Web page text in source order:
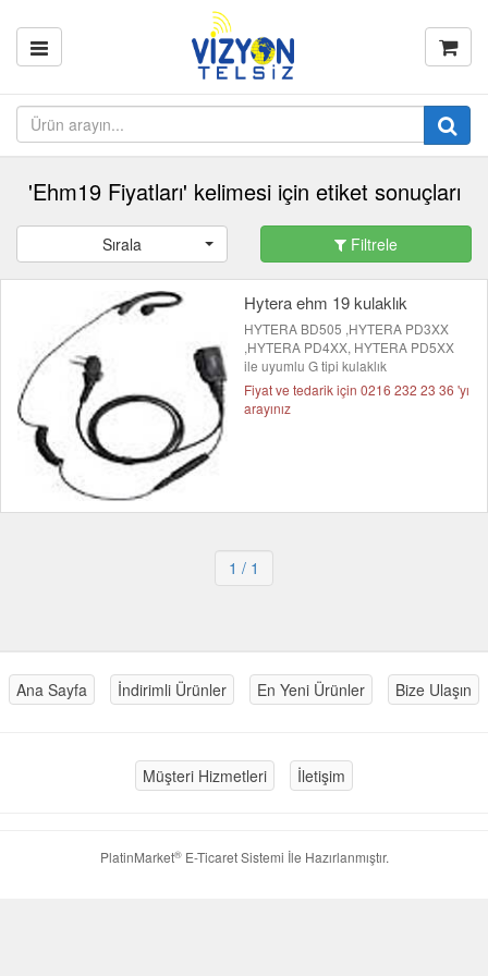
'Ehm19 Fiyatları' kelimesi için etiket sonuçları
Sırala Filtrele
Hytera ehm 19 kulaklık
HYTERA BD505 ,HYTERA PD3XX
,HYTERA PD4XX, HYTERA PD5XX
ile uyumlu G tipi kulaklık
Fiyat ve tedarik için 0216 232 23 36 'yı
arayınız
1 / 1
Ana Sayfa İndirimli Ürünler En Yeni Ürünler Bize Ulaşın
Müşteri Hizmetleri İletişim
PlatinMarket®E-Ticaret Sistemi İle Hazırlanmıştır.